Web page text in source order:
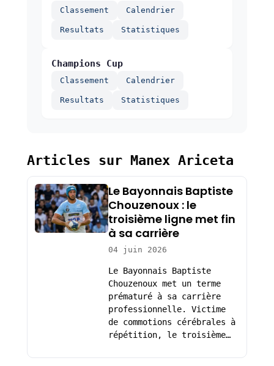
Classement Calendrier
Resultats Statistiques
Champions Cup
Classement Calendrier
Resultats Statistiques
Articles sur Manex Ariceta
Le Bayonnais Baptiste
Chouzenoux : le
troisième ligne met fin
à sa carrière
04 juin 2026
Le Bayonnais Baptiste
Chouzenoux met un terme
prématuré à sa carrière
professionnelle. Victime
de commotions cérébrales à
répétition, le troisième…